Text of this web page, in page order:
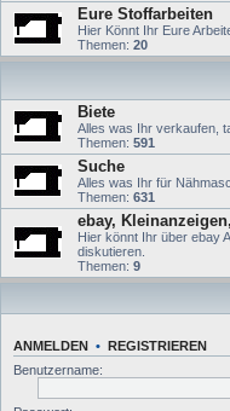
Eure Stoffarbeiten
Hier Könnt Ihr Eure
Themen: 20
Biete
Alles was Ihr verkaufen,
Themen: 591
Suche
Alles was Ihr für
Themen: 631
ebay,
Hier könnt Ihr über ebay
diskutieren.
Themen: 9
ANMELDEN • REGISTRIEREN
Benutzername: